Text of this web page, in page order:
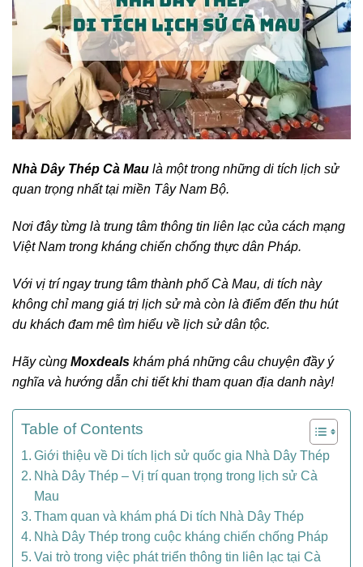
Nhà Dây Thép Cà Mau là một trong những di tích lịch sử
quan trọng nhất tại miền Tây Nam Bộ.
Nơi đây từng là trung tâm thông tin liên lạc của cách mạng
Việt Nam trong kháng chiến chống thực dân Pháp.
Với vị trí ngay trung tâm thành phố Cà Mau, di tích này
không chỉ mang giá trị lịch sử mà còn là điểm đến thu hút
du khách đam mê tìm hiểu về lịch sử dân tộc.
Hãy cùng Moxdeals khám phá những câu chuyện đầy ý
nghĩa và hướng dẫn chi tiết khi tham quan địa danh này!
Table of Contents
Giới thiệu về Di tích lịch sử quốc gia Nhà Dây Thép
Nhà Dây Thép – Vị trí quan trọng trong lịch sử Cà
Mau
Tham quan và khám phá Di tích Nhà Dây Thép
Nhà Dây Thép trong cuộc kháng chiến chống Pháp
Vai trò trong việc phát triển thông tin liên lạc tại Cà